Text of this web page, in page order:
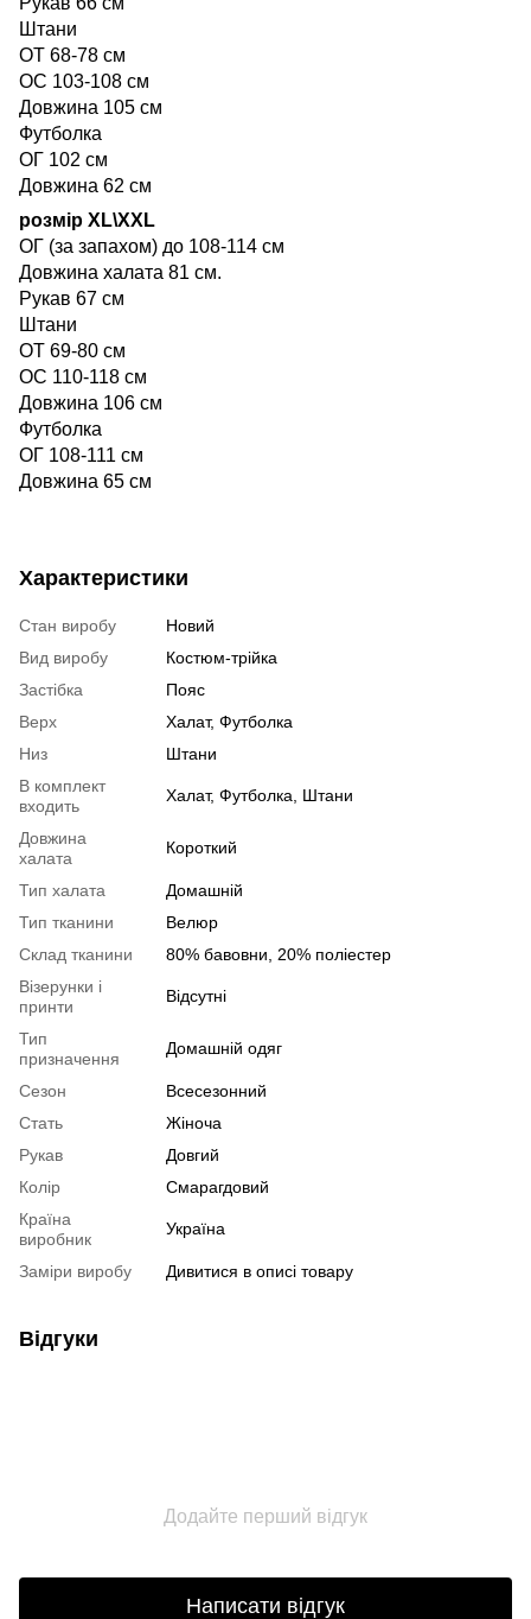
Штани
ОТ 68-78 см
ОС 103-108 см
Довжина 105 см
Футболка
ОГ 102 см
Довжина 62 см
розмір XL\XXL
ОГ (за запахом) до 108-114 см
Довжина халата 81 см.
Рукав 67 см
Штани
ОТ 69-80 см
ОС 110-118 см
Довжина 106 см
Футболка
ОГ 108-111 см
Довжина 65 см
Характеристики
Стан виробу
Новий
Вид виробу
Костюм-трійка
Застібка
Пояс
Верх
Халат, Футболка
Низ
Штани
В комплект
входить
Халат, Футболка, Штани
Довжина
халата
Короткий
Тип халата
Домашній
Тип тканини
Велюр
Склад тканини
80% бавовни, 20% поліестер
Візерунки і
принти
Відсутні
Тип
призначення
Домашній одяг
Сезон
Всесезонний
Стать
Жіноча
Рукав
Довгий
Колір
Смарагдовий
Країна
виробник
Україна
Заміри виробу Дивитися в описі товару
Відгуки
Додайте перший відгук
Написати відгук